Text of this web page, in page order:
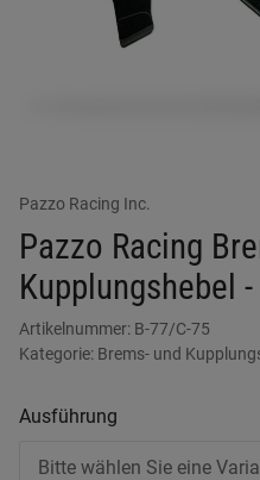
Pazzo Racing Inc.
Pazzo Racing
Kupplungshebel
Artikelnummer: B-77/C-75
Kategorie: Brems- und
Ausführung
Bitte wählen Sie eine